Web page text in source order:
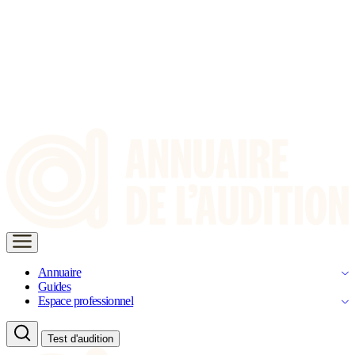
Annuaire
Guides
Espace professionnel
Test d'audition